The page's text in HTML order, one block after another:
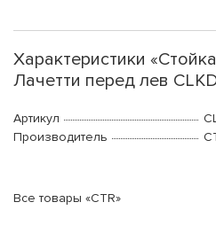
Характеристики
Лачетти перед лев
Артикул
Производитель
Все товары «CTR»